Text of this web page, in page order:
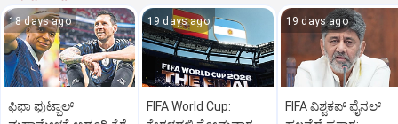
18 days ago
ಫಿಫಾ ಫುಟ್ಬಾಲ್‌
19 days ago
FIFA World Cup:
19 days ago
FIFA ವಿಶ್ವಕಪ್‌ ಫೈನಲ್‌